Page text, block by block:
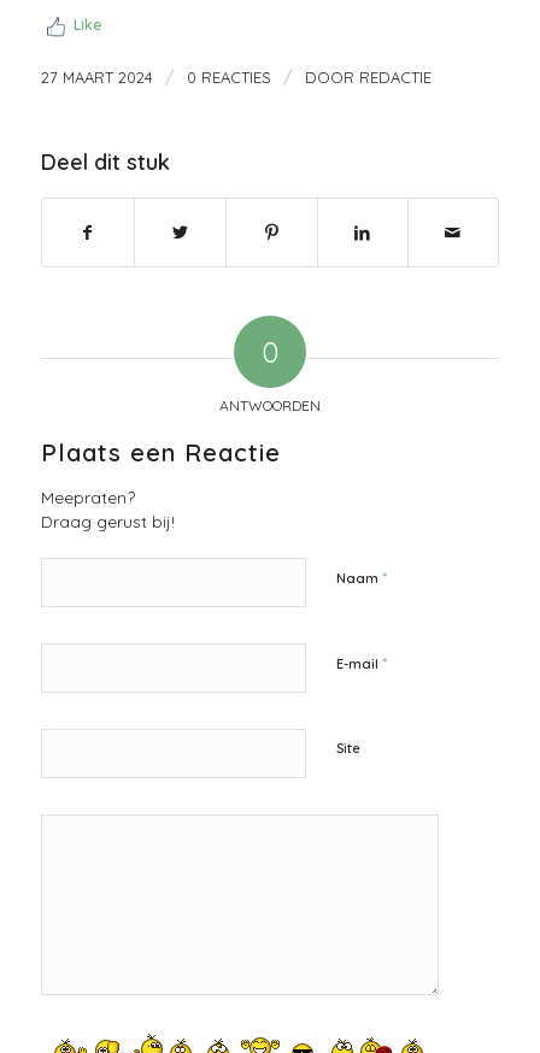
Like
27 MAART 2024 / 0 REACTIES / DOOR REDACTIE
Deel dit stuk
0
ANTWOORDEN
Plaats een Reactie
Meepraten?
Draag gerust bij!
Naam *
E-mail *
Site